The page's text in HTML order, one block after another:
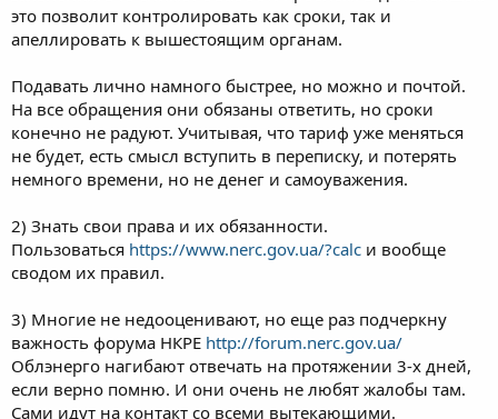
это позволит контролировать как сроки, так и
апеллировать к вышестоящим органам.
Подавать лично намного быстрее, но можно и почтой.
На все обращения они обязаны ответить, но сроки
конечно не радуют. Учитывая, что тариф уже меняться
не будет, есть смысл вступить в переписку, и потерять
немного времени, но не денег и самоуважения.
2) Знать свои права и их обязанности.
Пользоваться https://www.nerc.gov.ua/?calc и вообще
сводом их правил.
3) Многие не недооценивают, но еще раз подчеркну
важность форума НКРЕ http://forum.nerc.gov.ua/
Облэнерго нагибают отвечать на протяжении 3-х дней,
если верно помню. И они очень не любят жалобы там.
Сами идут на контакт со всеми вытекающими.